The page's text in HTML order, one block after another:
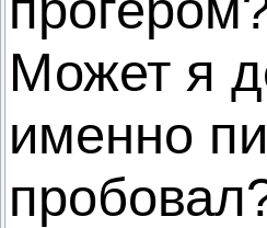
Может я
именно